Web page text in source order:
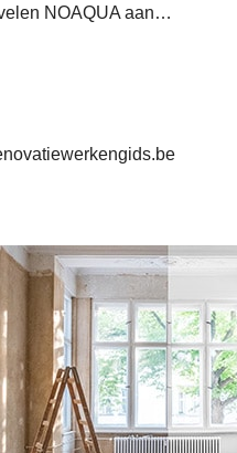
NOAQUA aan…